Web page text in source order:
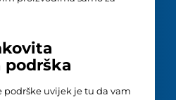
podrška
podrške uvijek je tu da vam